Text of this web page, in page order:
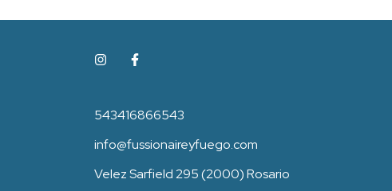
543416866543
info@fussionaireyfuego.com
Velez Sarfield 295 (2000) Rosario